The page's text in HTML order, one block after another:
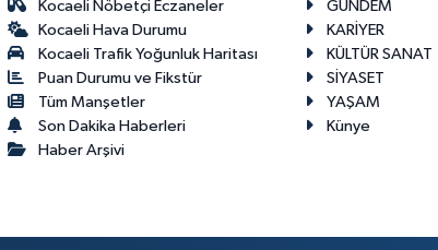
Kocaeli Nöbetçi Eczaneler
Kocaeli Hava Durumu
Kocaeli Trafik Yoğunluk Haritası
Puan Durumu ve Fikstür
Tüm Manşetler
Son Dakika Haberleri
Haber Arşivi
GÜNDEM
KARİYER
KÜLTÜR SANAT
SİYASET
YAŞAM
Künye